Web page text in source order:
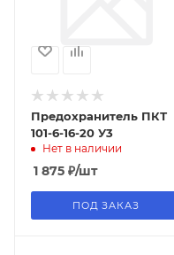
Предохранитель ПКТ
101-6-16-20 У3
Нет в наличии
1 875 ₽/шт
ПОД ЗАКАЗ